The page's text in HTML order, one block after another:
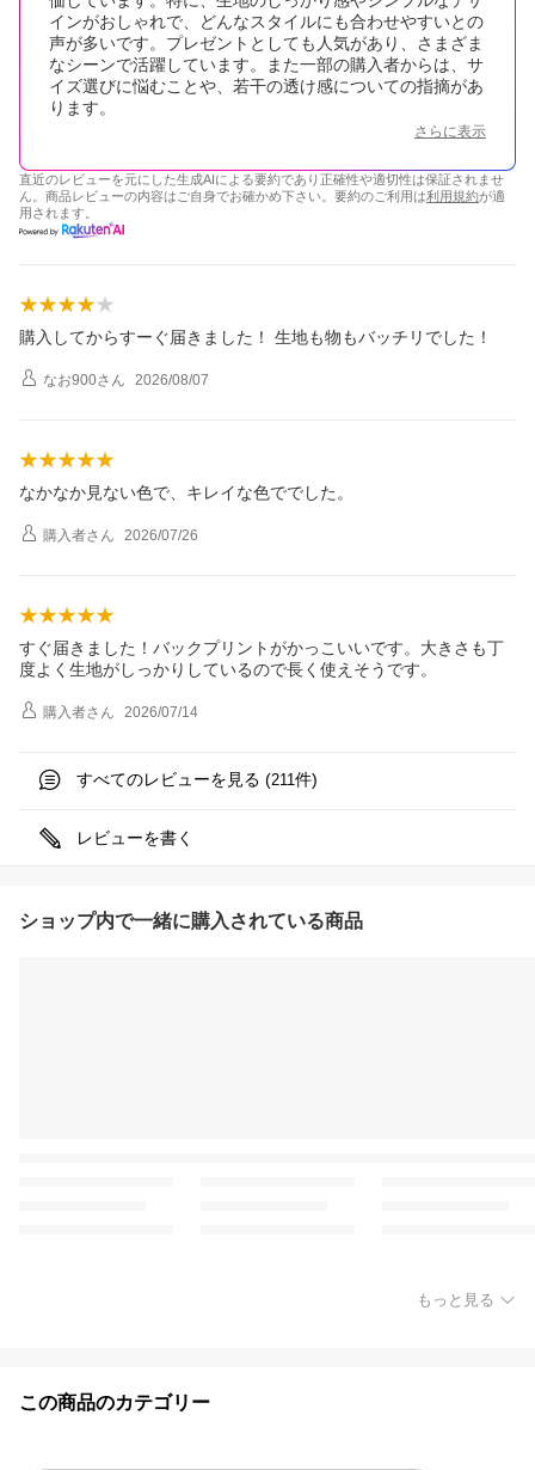
インがおしゃれで、どんなスタイルにも合わせやすいとの
声が多いです。プレゼントとしても人気があり、さまざま
なシーンで活躍しています。また一部の購入者からは、サ
イズ選びに悩むことや、若干の透け感についての指摘があ
ります。
さらに表示
直近のレビューを元にした生成AIによる要約であり正確性や適切性は保証されませ
ん。商品レビューの内容はご自身でお確かめ下さい。要約のご利用は利用規約が適
用されます。
購入してからすーぐ届きました！ 生地も物もバッチリでした！
なお900さん 2026/08/07
なかなか見ない色で、キレイな色ででした。
購入者さん 2026/07/26
すぐ届きました！バックプリントがかっこいいです。大きさも丁
度よく生地がしっかりしているので長く使えそうです。
購入者さん 2026/07/14
すべてのレビューを見る (211 件)
レビューを書く
ショップ内で一緒に購入されている商品
もっと見る
この商品のカテゴリー